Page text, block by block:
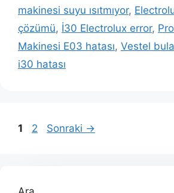
makinesi suyu ısıtmıyor,
çözümü, İ30 Electrolux error,
Makinesi E03 hatası, Vestel
i30 hatası
Yazı
Sayfa
1 Sayfa
2 Sonraki →